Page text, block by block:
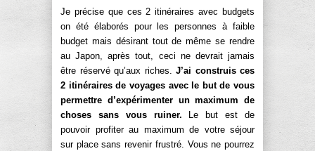
Je précise que ces 2 itinéraires avec budgets
on été élaborés pour les personnes à faible
budget mais désirant tout de même se rendre
au Japon, après tout, ceci ne devrait jamais
être réservé qu’aux riches. J’ai construis ces
2 itinéraires de voyages avec le but de vous
permettre d’expérimenter un maximum de
choses sans vous ruiner. Le but est de
pouvoir profiter au maximum de votre séjour
sur place sans revenir frustré. Vous ne pourrez